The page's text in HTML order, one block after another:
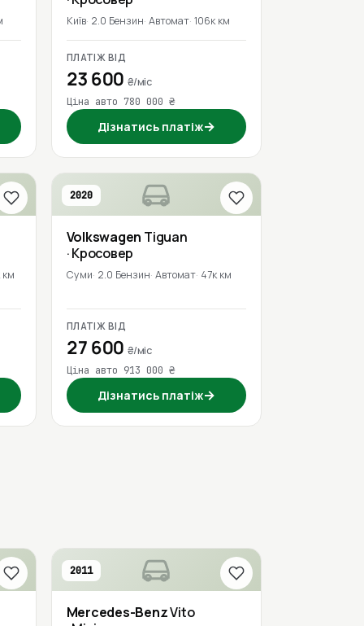
Київ 2.0 Бензин Автомат 106к км
ПЛАТІЖ ВІД
23 600 ₴/міс
Ціна авто 780 000 ₴
Дізнатись платіж→
км
2020
Volkswagen Tiguan
· Кросовер
Суми 2.0 Бензин Автомат 47к км
ПЛАТІЖ ВІД
27 600 ₴/міс
Ціна авто 913 000 ₴
Дізнатись платіж→
2011
Mercedes-BenzVito